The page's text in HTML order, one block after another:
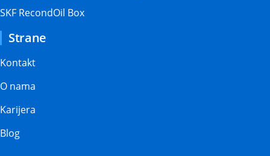
SKF RecondOil Box
Strane
Kontakt
O nama
Karijera
Blog